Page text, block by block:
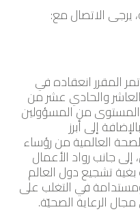
يرجى الاتصال مع:
المقرر انعقاده في
والحادي عشر من
رفيع المستوى من المسؤولين
إلى أبرز
العالمية من رؤساء
جانب رواد الأعمال
تشجيع دول العالم
في التغلب على
الرعاية الصحيّة.